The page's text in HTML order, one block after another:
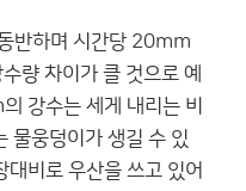
반하며 시간당 20mm
량 차이가 클 것으로 예
강수는 세게 내리는 비
물웅덩이가 생길 수 있
비로 우산을 쓰고 있어